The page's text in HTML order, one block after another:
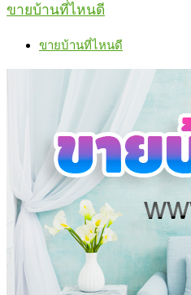
ขายบ้านที่ไหนดี
ขายบ้านที่ไหนดี